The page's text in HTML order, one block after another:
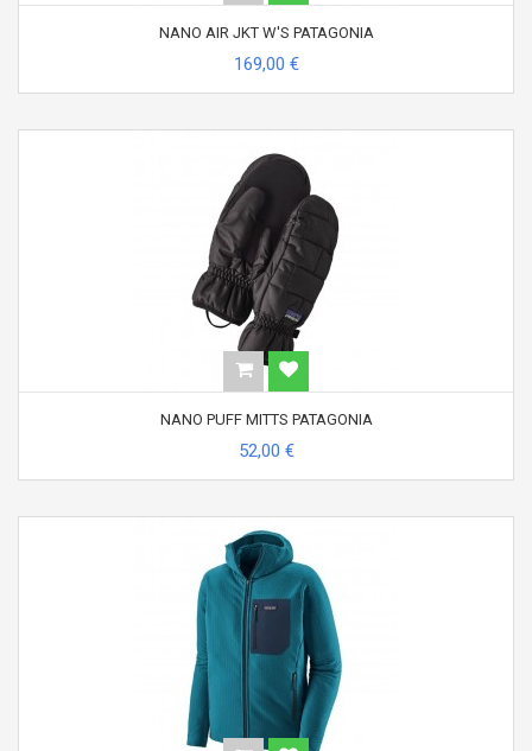
NANO AIR JKT W'S PATAGONIA
169,00 €
NANO PUFF MITTS PATAGONIA
52,00 €